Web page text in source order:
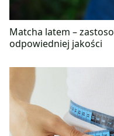
Matcha latem –
odpowiedniej jakości